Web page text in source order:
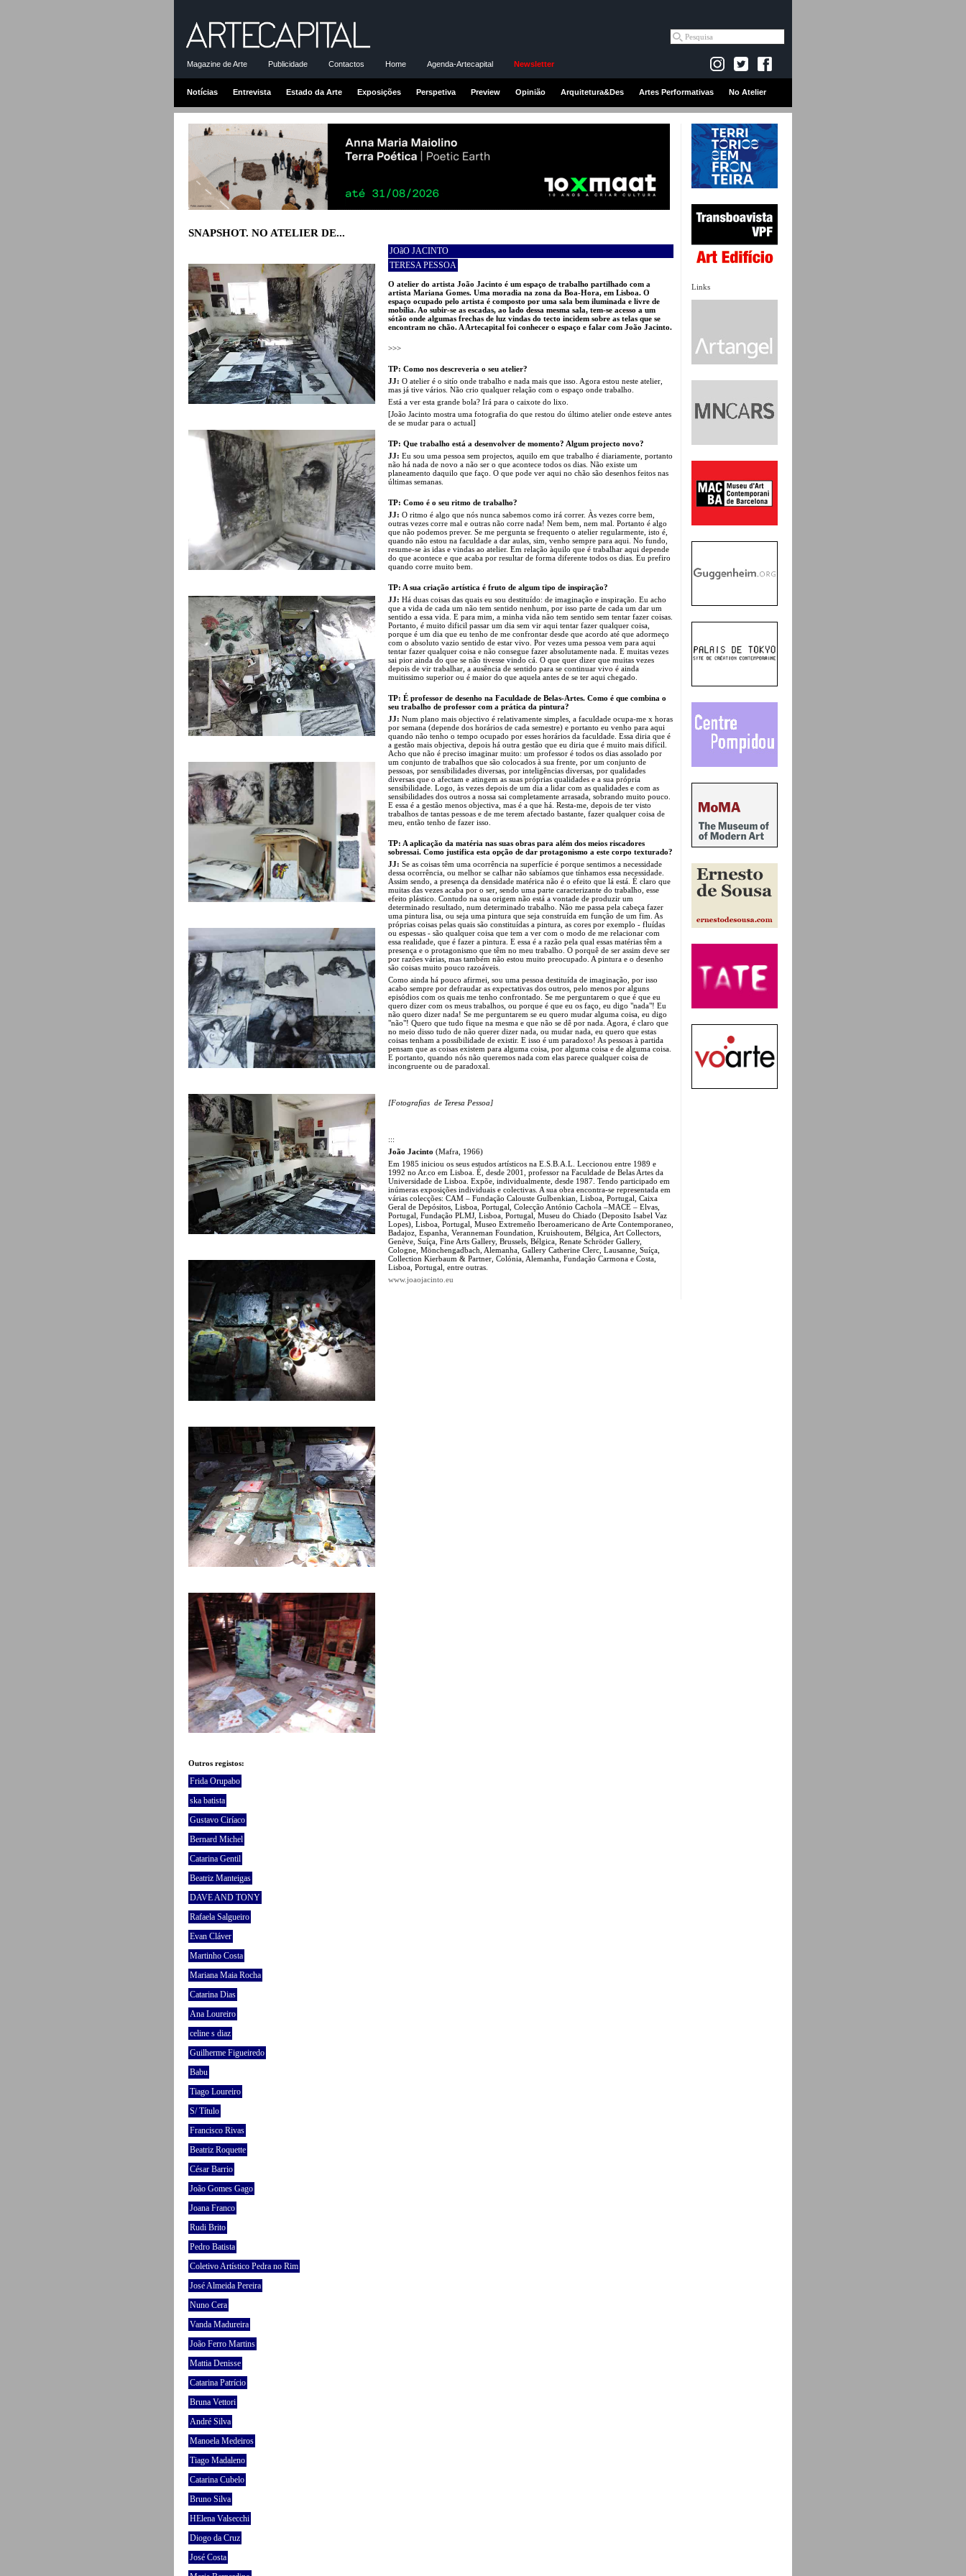
Magazine de Arte Publicidade Contactos Home Agenda-Artecapital Newsletter
Notícias Entrevista Estado da Arte Exposições Perspetiva Preview Opinião Arquitetura&Des Artes Performativas No Atelier
Links
SNAPSHOT. NO ATELIER DE...
Outros registos:
Frida Orupabo
ska batista
Gustavo Ciríaco
Bernard Michel
Catarina Gentil
Beatriz Manteigas
DAVE AND TONY
Rafaela Salgueiro
Evan Cláver
Martinho Costa
Mariana Maia Rocha
Catarina Dias
Ana Loureiro
celine s diaz
Guilherme Figueiredo
Babu
Tiago Loureiro
S/ Título
Francisco Rivas
Beatriz Roquette
César Barrio
João Gomes Gago
Joana Franco
Rudi Brito
Pedro Batista
Coletivo Artístico Pedra no Rim
José Almeida Pereira
Nuno Cera
Vanda Madureira
João Ferro Martins
Mattia Denisse
Catarina Patrício
Bruna Vettori
André Silva
Manoela Medeiros
Tiago Madaleno
Catarina Cubelo
Bruno Silva
HElena Valsecchi
Diogo da Cruz
José Costa
JOãO JACINTO
TERESA PESSOA
O atelier do artista João Jacinto é um espaço de trabalho partilhado com a
artista Mariana Gomes. Uma moradia na zona da Boa-Hora, em Lisboa. O
espaço ocupado pelo artista é composto por uma sala bem iluminada e livre de
mobília. Ao subir-se as escadas, ao lado dessa mesma sala, tem-se acesso a um
sótão onde algumas frechas de luz vindas do tecto incidem sobre as telas que se
encontram no chão. A Artecapital foi conhecer o espaço e falar com João Jacinto.
>>>
TP: Como nos descreveria o seu atelier?
JJ: O atelier é o sitío onde trabalho e nada mais que isso. Agora estou neste atelier,
mas já tive vários. Não crio qualquer relação com o espaço onde trabalho.
Está a ver esta grande bola? Irá para o caixote do lixo.
[João Jacinto mostra uma fotografia do que restou do último atelier onde esteve antes
de se mudar para o actual]
TP: Que trabalho está a desenvolver de momento? Algum projecto novo?
JJ: Eu sou uma pessoa sem projectos, aquilo em que trabalho é diariamente, portanto
não há nada de novo a não ser o que acontece todos os dias. Não existe um
planeamento daquilo que faço. O que pode ver aqui no chão são desenhos feitos nas
últimas semanas.
TP: Como é o seu ritmo de trabalho?
JJ: O ritmo é algo que nós nunca sabemos como irá correr. Às vezes corre bem,
outras vezes corre mal e outras não corre nada! Nem bem, nem mal. Portanto é algo
que não podemos prever. Se me pergunta se frequento o atelier regularmente, isto é,
quando não estou na faculdade a dar aulas, sim, venho sempre para aqui. No fundo,
resume-se às idas e vindas ao atelier. Em relação àquilo que é trabalhar aqui depende
do que acontece e que acaba por resultar de forma diferente todos os dias. Eu prefiro
quando corre muito bem.
TP: A sua criação artística é fruto de algum tipo de inspiração?
JJ: Há duas coisas das quais eu sou destituído: de imaginação e inspiração. Eu acho
que a vida de cada um não tem sentido nenhum, por isso parte de cada um dar um
sentido a essa vida. E para mim, a minha vida não tem sentido sem tentar fazer coisas.
Portanto, é muito dificil passar um dia sem vir aqui tentar fazer qualquer coisa,
porque é um dia que eu tenho de me confrontar desde que acordo até que adormeço
com o absoluto vazio sentido de estar vivo. Por vezes uma pessoa vem para aqui
tentar fazer qualquer coisa e não consegue fazer absolutamente nada. E muitas vezes
sai pior ainda do que se não tivesse vindo cá. O que quer dizer que muitas vezes
depois de vir trabalhar, a ausência de sentido para se continuar vivo é ainda
muitissimo superior ou é maior do que aquela antes de se ter aqui chegado.
TP: É professor de desenho na Faculdade de Belas-Artes. Como é que combina o
seu trabalho de professor com a prática da pintura?
JJ: Num plano mais objectivo é relativamente simples, a faculdade ocupa-me x horas
por semana (depende dos horários de cada semestre) e portanto eu venho para aqui
quando não tenho o tempo ocupado por esses horários da faculdade. Essa diria que é
a gestão mais objectiva, depois há outra gestão que eu diria que é muito mais difícil.
Acho que não é preciso imaginar muito: um professor é todos os dias assolado por
um conjunto de trabalhos que são colocados à sua frente, por um conjunto de
pessoas, por sensibilidades diversas, por inteligências diversas, por qualidades
diversas que o afectam e atingem as suas próprias qualidades e a sua própria
sensibilidade. Logo, às vezes depois de um dia a lidar com as qualidades e com as
sensibilidades dos outros a nossa sai completamente arrasada, sobrando muito pouco.
E essa é a gestão menos objectiva, mas é a que há. Resta-me, depois de ter visto
trabalhos de tantas pessoas e de me terem afectado bastante, fazer qualquer coisa de
meu, então tenho de fazer isso.
TP: A aplicação da matéria nas suas obras para além dos meios riscadores
sobressai. Como justifica esta opção de dar protagonismo a este corpo texturado?
JJ: Se as coisas têm uma ocorrência na superfície é porque sentimos a necessidade
dessa ocorrência, ou melhor se calhar não sabíamos que tínhamos essa necessidade.
Assim sendo, a presença da densidade matérica não é o efeito que lá está. É claro que
muitas das vezes acaba por o ser, sendo uma parte caracterizante do trabalho, esse
efeito plástico. Contudo na sua origem não está a vontade de produzir um
determinado resultado, num determinado trabalho. Não me passa pela cabeça fazer
uma pintura lisa, ou seja uma pintura que seja construída em função de um fim. As
próprias coisas pelas quais são constituídas a pintura, as cores por exemplo - fluídas
ou espessas - são qualquer coisa que tem a ver com o modo de me relacionar com
essa realidade, que é fazer a pintura. E essa é a razão pela qual essas matérias têm a
presença e o protagonismo que têm no meu trabalho. O porquê de ser assim deve ser
por razões várias, mas também não estou muito preocupado. A pintura e o desenho
são coisas muito pouco razoáveis.
Como ainda há pouco afirmei, sou uma pessoa destituída de imaginação, por isso
acabo sempre por defraudar as expectativas dos outros, pelo menos por alguns
episódios com os quais me tenho confrontado. Se me perguntarem o que é que eu
quero dizer com os meus trabalhos, ou porque é que eu os faço, eu digo "nada"! Eu
não quero dizer nada! Se me perguntarem se eu quero mudar alguma coisa, eu digo
"não"! Quero que tudo fique na mesma e que não se dê por nada. Agora, é claro que
no meio disso tudo de não querer dizer nada, ou mudar nada, eu quero que estas
coisas tenham a possibilidade de existir. E isso é um paradoxo! As pessoas à partida
pensam que as coisas existem para alguma coisa, por alguma coisa e de alguma coisa.
E portanto, quando nós não queremos nada com elas parece qualquer coisa de
incongruente ou de paradoxal.
[Fotografias de Teresa Pessoa]
:::
João Jacinto (Mafra, 1966)
Em 1985 iniciou os seus estudos artísticos na E.S.B.A.L. Leccionou entre 1989 e
1992 no Ar.co em Lisboa. É, desde 2001, professor na Faculdade de Belas Artes da
Universidade de Lisboa. Expõe, individualmente, desde 1987. Tendo participado em
inúmeras exposições individuais e colectivas. A sua obra encontra-se representada em
várias colecções: CAM – Fundação Calouste Gulbenkian, Lisboa, Portugal, Caixa
Geral de Depósitos, Lisboa, Portugal, Colecção António Cachola –MACE – Elvas,
Portugal, Fundação PLMJ, Lisboa, Portugal, Museu do Chiado (Deposito Isabel Vaz
Lopes), Lisboa, Portugal, Museo Extremeño Iberoamericano de Arte Contemporaneo,
Badajoz, Espanha, Veranneman Foundation, Kruishoutem, Bélgica, Art Collectors,
Genève, Suíça, Fine Arts Gallery, Brussels, Bélgica, Renate Schröder Gallery,
Cologne, Mönchengadbach, Alemanha, Gallery Catherine Clerc, Lausanne, Suíça,
Collection Kierbaum & Partner, Colónia, Alemanha, Fundação Carmona e Costa,
Lisboa, Portugal, entre outras.
www.joaojacinto.eu